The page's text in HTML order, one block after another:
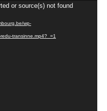
or source(s) not found
wp-
transinne.mp4?_=1